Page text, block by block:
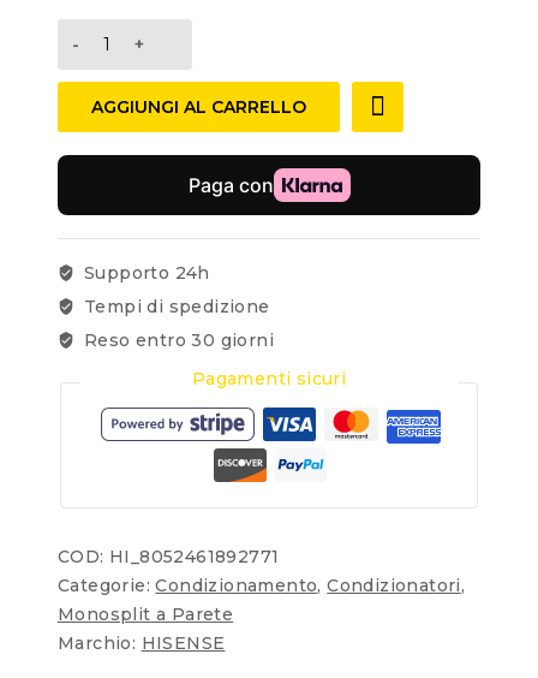
AGGIUNGI AL CARRELLO
Supporto 24h
Tempi di spedizione
Reso entro 30 giorni
Pagamenti sicuri
COD: HI_8052461892771
Categorie:Condizionamento,Condizionatori,
Monosplit a Parete
Marchio: HISENSE